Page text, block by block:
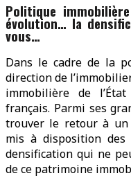
Politique
évolution… la
vous…
Dans le cadre de la
direction de
immobilière de
français. Parmi ses
trouver le retour à un
mis à disposition
densification qui ne
de ce patrimoine